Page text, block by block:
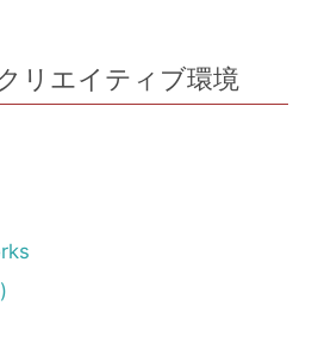
リエイティブ環境